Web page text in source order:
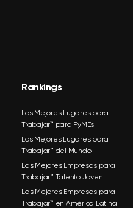
Rankings
Los Mejores Lugares para
Trabajar™ para PyMEs
Los Mejores Lugares para
Trabajar™ del Mundo
Las Mejores Empresas para
Trabajar™ Talento Joven
Las Mejores Empresas para
Trabajar™ en América Latina